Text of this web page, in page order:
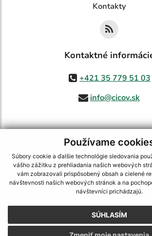
Používame
Súbory cookie a ďalšie technológie sledovania
vášho zážitku z prehliadania našich webových
vám zobrazovali prispôsobený obsah a cielené
návštevnosti našich webových stránok a na
návštevníci prichádzajú.
SÚHLASÍM
Kontakty
Kontaktné
+421 35 779 51 03
info@cicov.sk
využite možnosť získavania aktuálnych
CMS systém (redakčný) systém ECHELON 2,
webhosting, webex.digital, s.r.o.,domény,
spoločnosť webex.digital, s.r.o.,technický
Posledná aktualizácia:
Vytlačiť stránku|Vyhlásenie o
Autorské práva|Cookies